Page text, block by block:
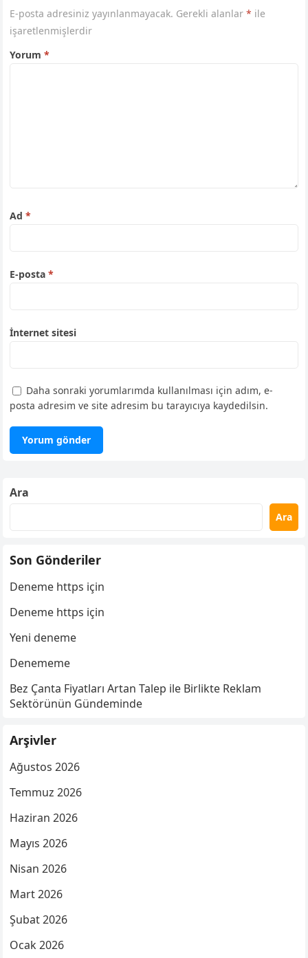
E-posta adresiniz yayınlanmayacak. Gerekli alanlar* ile
işaretlenmişlerdir
Yorum*
Ad*
E-posta*
İnternet sitesi
Daha sonraki yorumlarımda kullanılması için adım, e-
posta adresim ve site adresim bu tarayıcıya kaydedilsin.
Ara
Ara
Son Gönderiler
Deneme https için
Deneme https için
Yeni deneme
Denememe
Bez Çanta Fiyatları Artan Talep ile Birlikte Reklam
Sektörünün Gündeminde
Arşivler
Ağustos 2026
Temmuz 2026
Haziran 2026
Mayıs 2026
Nisan 2026
Mart 2026
Şubat 2026
Ocak 2026